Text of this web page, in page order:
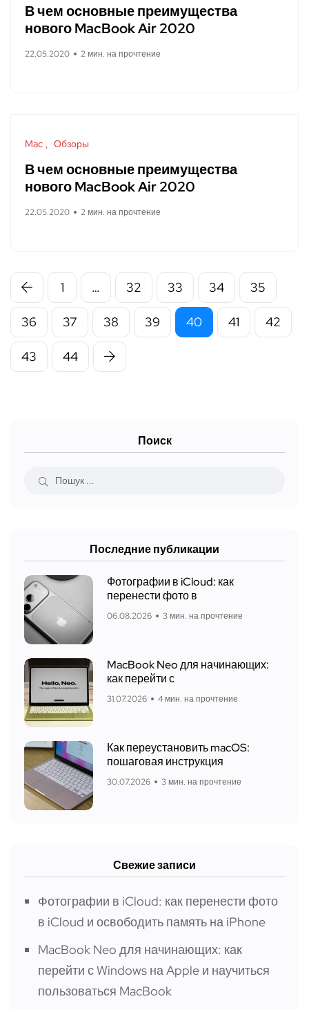
В чем основные преимущества
нового MacBook Air 2020
22.05.2020 2 мин. на прочтение
Mac Обзоры
В чем основные преимущества
нового MacBook Air 2020
22.05.2020 2 мин. на прочтение
1 … 32 33 34 35
36 37 38 39 40 41 42
43 44
Поиск
Последние публикации
Фотографии в iCloud: как
перенести фото в
06.08.2026 3 мин. на прочтение
MacBook Neo для начинающих:
как перейти с
31.07.2026 4 мин. на прочтение
Как переустановить macOS:
пошаговая инструкция
30.07.2026 3 мин. на прочтение
Свежие записи
Фотографии в iCloud: как перенести фото
в iCloud и освободить память на iPhone
MacBook Neo для начинающих: как
перейти с Windows на Apple и научиться
пользоваться MacBook